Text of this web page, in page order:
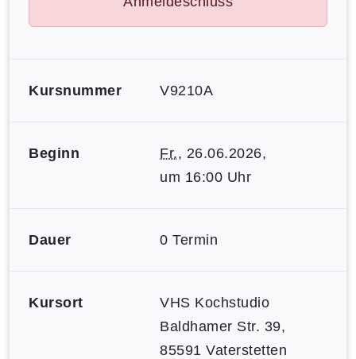
Kursnummer V9210A
Beginn Fr., 26.06.2026,
um 16:00 Uhr
Dauer 0 Termin
Kursort
VHS Kochstudio
Baldhamer Str. 39,
85591 Vaterstetten